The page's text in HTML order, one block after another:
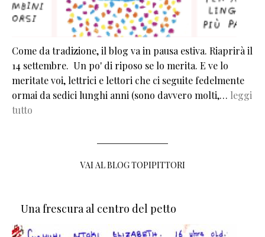
Come da tradizione, il blog va in pausa estiva. Riaprirà il
14 settembre. Un po' di riposo se lo merita. E ve lo
meritate voi, lettrici e lettori che ci seguite fedelmente
ormai da sedici lunghi anni (sono davvero molti,… leggi
tutto
VAI AL BLOG TOPIPITTORI
Una frescura al centro del petto